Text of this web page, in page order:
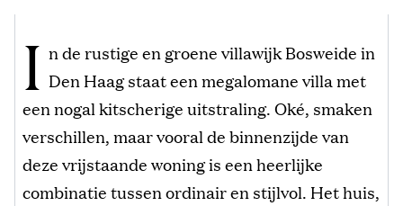
I n de rustige en groene villawijk Bosweide in
Den Haag staat een megalomane villa met
een nogal kitscherige uitstraling. Oké, smaken
verschillen, maar vooral de binnenzijde van
deze vrijstaande woning is een heerlijke
combinatie tussen ordinair en stijlvol. Het huis,